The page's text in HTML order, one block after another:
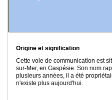
Origine et signification
Cette voie de communication est
sur-Mer, en Gaspésie. Son nom
plusieurs années, il a été
n'existe plus aujourd'hui.